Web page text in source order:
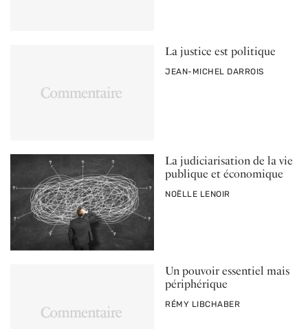
La justice est politique
PAR
JEAN-MICHEL DARROIS
La judiciarisation de la vie
publique et économique
PAR
NOËLLE LENOIR
Un pouvoir essentiel mais
périphérique
PAR
RÉMY LIBCHABER